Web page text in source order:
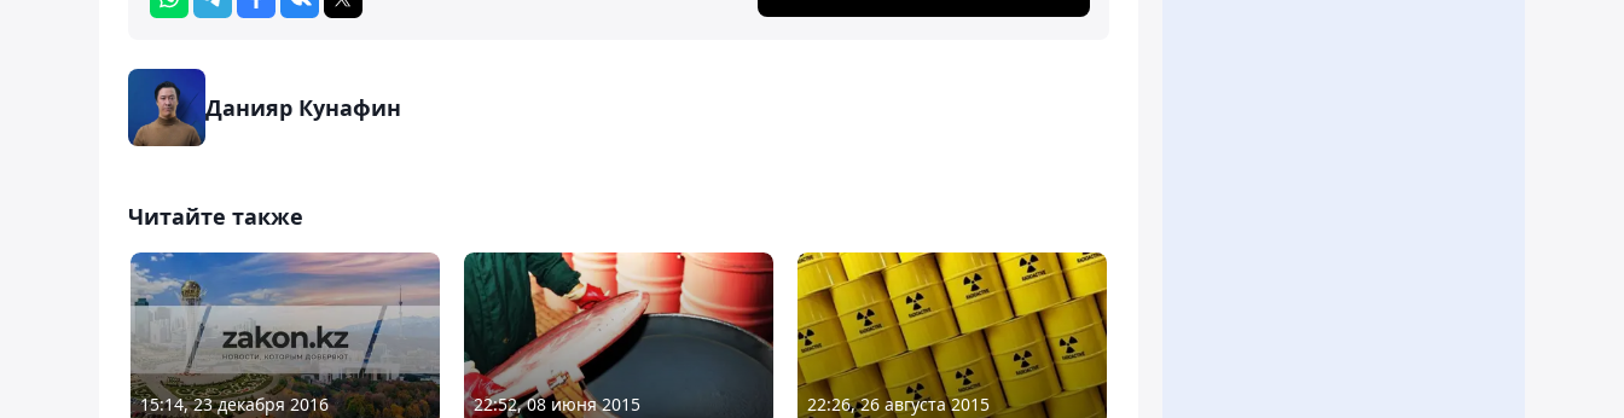
Данияр Кунафин
Читайте также
15:14, 23 декабря 2016 22:52, 08 июня 2015 22:26, 26 августа 2015